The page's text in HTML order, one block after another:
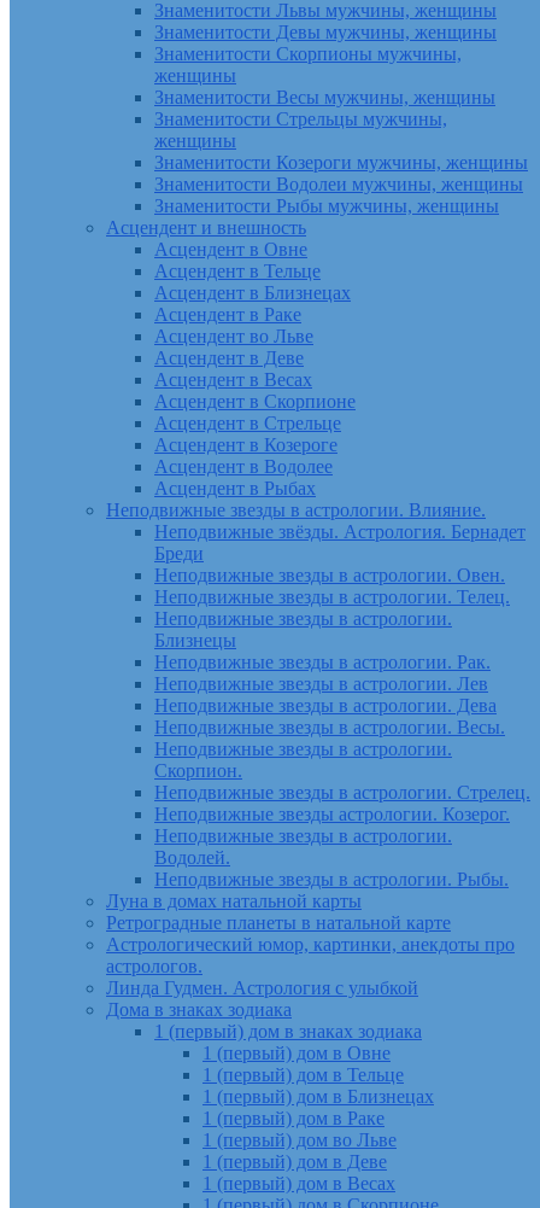
Знаменитости Львы мужчины, женщины
Знаменитости Девы мужчины, женщины
Знаменитости Скорпионы мужчины,
женщины
Знаменитости Весы мужчины, женщины
Знаменитости Стрельцы мужчины,
женщины
Знаменитости Козероги мужчины, женщины
Знаменитости Водолеи мужчины, женщины
Знаменитости Рыбы мужчины, женщины
Асцендент и внешность
Асцендент в Овне
Асцендент в Тельце
Асцендент в Близнецах
Асцендент в Раке
Асцендент во Льве
Асцендент в Деве
Асцендент в Весах
Асцендент в Скорпионе
Асцендент в Стрельце
Асцендент в Козероге
Асцендент в Водолее
Асцендент в Рыбах
Неподвижные звезды в астрологии. Влияние.
Неподвижные звёзды. Астрология. Бернадет
Бреди
Неподвижные звезды в астрологии. Овен.
Неподвижные звезды в астрологии. Телец.
Неподвижные звезды в астрологии.
Близнецы
Неподвижные звезды в астрологии. Рак.
Неподвижные звезды в астрологии. Лев
Неподвижные звезды в астрологии. Дева
Неподвижные звезды в астрологии. Весы.
Неподвижные звезды в астрологии.
Скорпион.
Неподвижные звезды в астрологии. Стрелец.
Неподвижные звезды астрологии. Козерог.
Неподвижные звезды в астрологии.
Водолей.
Неподвижные звезды в астрологии. Рыбы.
Луна в домах натальной карты
Ретроградные планеты в натальной карте
Астрологический юмор, картинки, анекдоты про
астрологов.
Линда Гудмен. Астрология с улыбкой
Дома в знаках зодиака
1 (первый) дом в знаках зодиака
1 (первый) дом в Овне
1 (первый) дом в Тельце
1 (первый) дом в Близнецах
1 (первый) дом в Раке
1 (первый) дом во Льве
1 (первый) дом в Деве
1 (первый) дом в Весах